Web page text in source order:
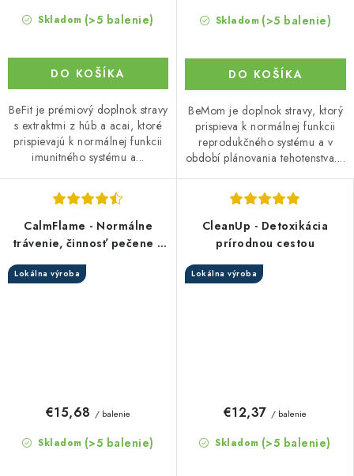
Skladom (>5 balenie)
DO KOŠÍKA
BeFit je prémiový doplnok stravy
s extraktmi z húb a acai, ktoré
prispievajú k normálnej funkcii
imunitného systému a...
Skladom (>5 balenie)
DO KOŠÍKA
BeMom je doplnok stravy, ktorý
prispieva k normálnej funkcii
reprodukčného systému a v
období plánovania tehotenstva....
CalmFlame - Normálne
trávenie, činnosť pečene a
systému
Lokálna výroba
Skladom (>5 balenie)
€15,68 / balenie
CleanUp - Detoxikácia
prírodnou cestou
Lokálna výroba
Skladom (>5 balenie)
€12,37 / balenie